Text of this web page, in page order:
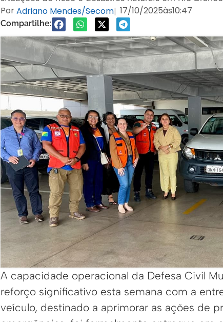
PorAdriano Mendes/Secom| 17/10/2025às10:47
Compartilhe:
A capacidade operacional da Defesa Civil
reforço significativo esta semana com a
veículo, destinado a aprimorar as ações de